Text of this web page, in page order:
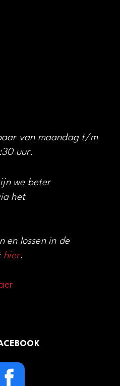
van maandag t/m
uur.
we beter
het
en lossen in de
hier.